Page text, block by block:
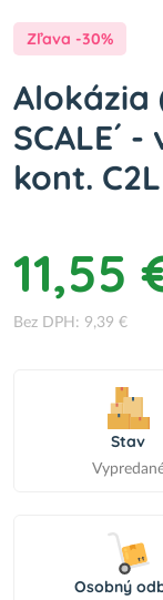
Zľava -30%
Alokázia
SCALE´
kont. C2L
11,55
Bez DPH: 9,39 €
Stav
Osobný